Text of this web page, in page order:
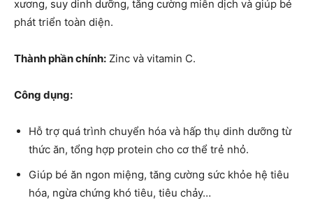
xương, suy dinh dưỡng, tăng cường miễn dịch và giúp bé
phát triển toàn diện.
Thành phần chính: Zinc và vitamin C.
Công dụng:
Hỗ trợ quá trình chuyển hóa và hấp thụ dinh dưỡng từ
thức ăn, tổng hợp protein cho cơ thể trẻ nhỏ.
Giúp bé ăn ngon miệng, tăng cường sức khỏe hệ tiêu
hóa, ngừa chứng khó tiêu, tiêu chảy…